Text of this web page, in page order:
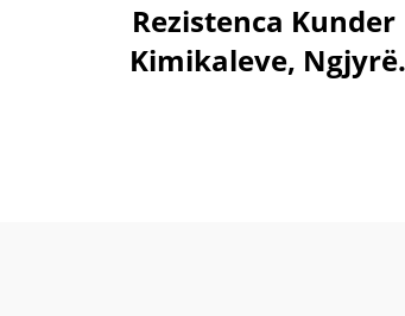
Rezistenca Kunder
Kimikaleve, Ngjyrë